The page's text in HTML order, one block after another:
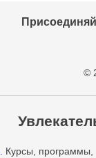
©
Курсы,